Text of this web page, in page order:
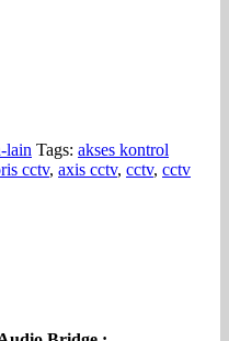
lain Tags: akses kontrol
cctv, axis cctv, cctv, cctv